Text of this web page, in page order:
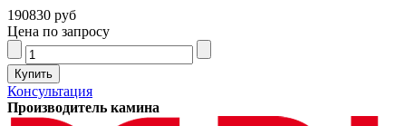
190830 руб
Цена по запросу
Консультация
Производитель камина